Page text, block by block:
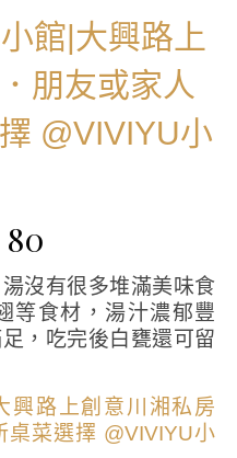
沒有很多堆滿美味食
等食材，湯汁濃郁豐
，吃完後白甕還可留